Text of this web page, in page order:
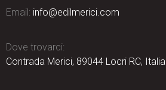
Email: info@edilmerici.com
Dove trovarci:
Contrada Merici, 89044 Locri RC, Italia